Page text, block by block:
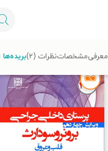
معرفیمشخصاتنظرات (۲) بریده‌ها